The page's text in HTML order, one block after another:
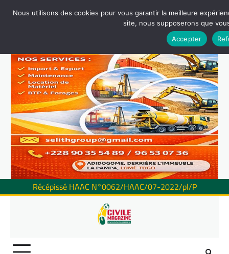
Récépissé HAAC N°0062/HAAC/07-2022/pl/P
Nous utilisons des cookies pour vous garantir la meilleure
site, nous supposerons que
Accepter